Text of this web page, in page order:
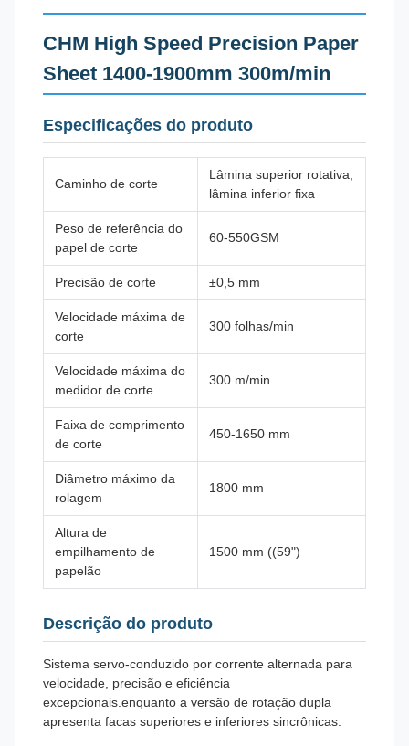
CHM High Speed Precision Paper
Sheet 1400-1900mm 300m/min
Especificações do produto
Caminho de corte
Lâmina superior rotativa,
lâmina inferior fixa
Peso de referência do
papel de corte
60-550GSM
Precisão de corte ±0,5 mm
Velocidade máxima de
corte
300 folhas/min
Velocidade máxima do
medidor de corte
300 m/min
Faixa de comprimento
de corte
450-1650 mm
Diâmetro máximo da
rolagem
1800 mm
Altura de
empilhamento de
papelão
1500 mm ((59")
Descrição do produto
Sistema servo-conduzido por corrente alternada para
velocidade, precisão e eficiência
excepcionais.enquanto a versão de rotação dupla
apresenta facas superiores e inferiores sincrônicas.